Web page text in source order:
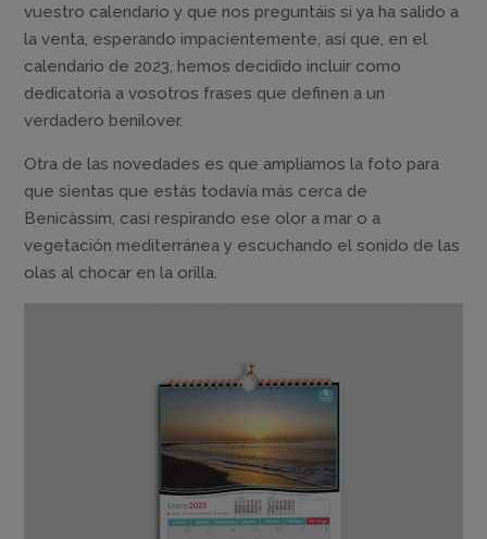
vuestro calendario y que nos preguntáis si ya ha salido a
la venta, esperando impacientemente, así que, en el
calendario de 2023, hemos decidido incluir como
dedicatoria a vosotros frases que definen a un
verdadero benilover.
Otra de las novedades es que ampliamos la foto para
que sientas que estás todavía más cerca de
Benicàssim, casi respirando ese olor a mar o a
vegetación mediterránea y escuchando el sonido de las
olas al chocar en la orilla.